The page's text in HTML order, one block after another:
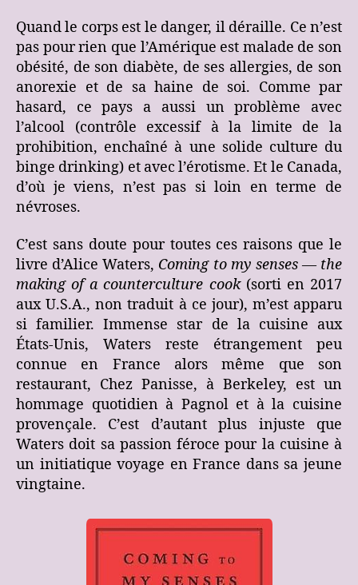
Quand le corps est le danger, il déraille. Ce n’est
pas pour rien que l’Amérique est malade de son
obésité, de son diabète, de ses allergies, de son
anorexie et de sa haine de soi. Comme par
hasard, ce pays a aussi un problème avec
l’alcool (contrôle excessif à la limite de la
prohibition, enchaîné à une solide culture du
binge drinking) et avec l’érotisme. Et le Canada,
d’où je viens, n’est pas si loin en terme de
névroses.
C’est sans doute pour toutes ces raisons que le
livre d’Alice Waters, Coming to my senses — the
making of a counterculture cook(sorti en 2017
aux U.S.A., non traduit à ce jour), m’est apparu
si familier. Immense star de la cuisine aux
États-Unis, Waters reste étrangement peu
connue en France alors même que son
restaurant, Chez Panisse, à Berkeley, est un
hommage quotidien à Pagnol et à la cuisine
provençale. C’est d’autant plus injuste que
Waters doit sa passion féroce pour la cuisine à
un initiatique voyage en France dans sa jeune
vingtaine.